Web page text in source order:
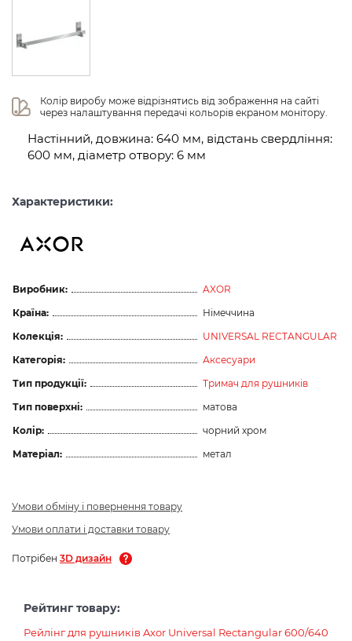
Колір виробу може відрізнятись від зображення на сайті
через налаштування передачі кольорів екраном монітору.
Настінний, довжина: 640 мм, відстань свердління:
600 мм, діаметр отвору: 6 мм
Характеристики:
Виробник:
AXOR
Країна:
Німеччина
Колекція:
UNIVERSAL RECTANGULAR
Категорія:
Аксесуари
Тип продукції:
Тримач для рушників
Тип поверхні:
матова
Колір:
чорний хром
Матеріал:
метал
Умови обміну і повернення товару
Умови оплати і доставки товару
Потрібен 3D дизайн
Рейтинг товару:
Рейлінг для рушників Axor Universal Rectangular 600/640